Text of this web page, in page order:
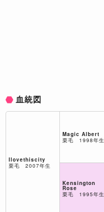
血統図
Ilovethiscity
栗毛 2007年生
Magic Albert
栗毛 1998年生
Kensington
Rose
栗毛 1995年生